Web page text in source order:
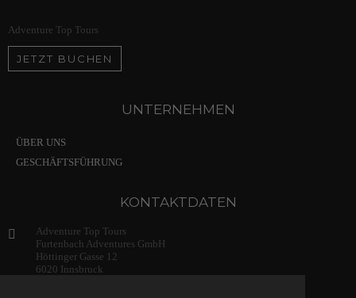
Adventure Top Tours
JETZT BUCHEN
UNTERNEHMEN
ÜBER UNS
GESCHÄFTSFÜHRUNG
KONTAKTDATEN
Adventure Top Tours
Furtenbach Adventures GmbH
Höttinger Gasse 12
6020 Innsbruck